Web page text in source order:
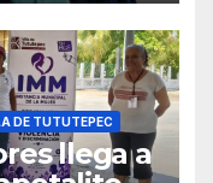
DE TUTUTEPEC
llega a